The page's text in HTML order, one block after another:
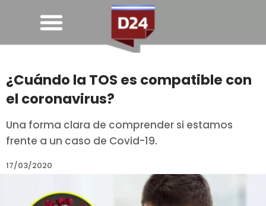
¿Cuándo la TOS es compatible con
el coronavirus?
Una forma clara de comprender si estamos
frente a un caso de Covid-19.
17/03/2020